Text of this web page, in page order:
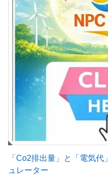
「Co2排出量」と「電気
ュレーター